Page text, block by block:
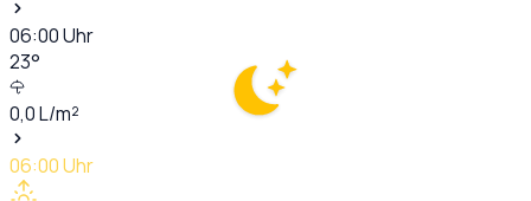
06:00Uhr
23°
0,0L/m²
06:00Uhr